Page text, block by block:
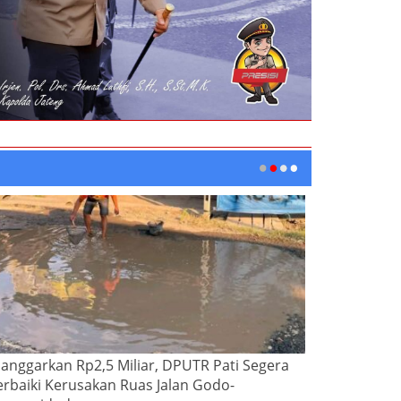
Rp2,5 Miliar, DPUTR Pati Segera
Kerusakan Ruas Jalan Godo-